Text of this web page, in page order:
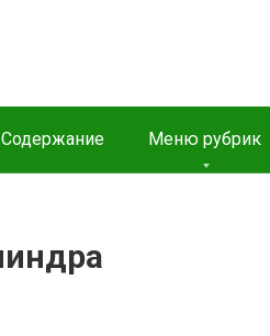
Содержание Меню рубрик